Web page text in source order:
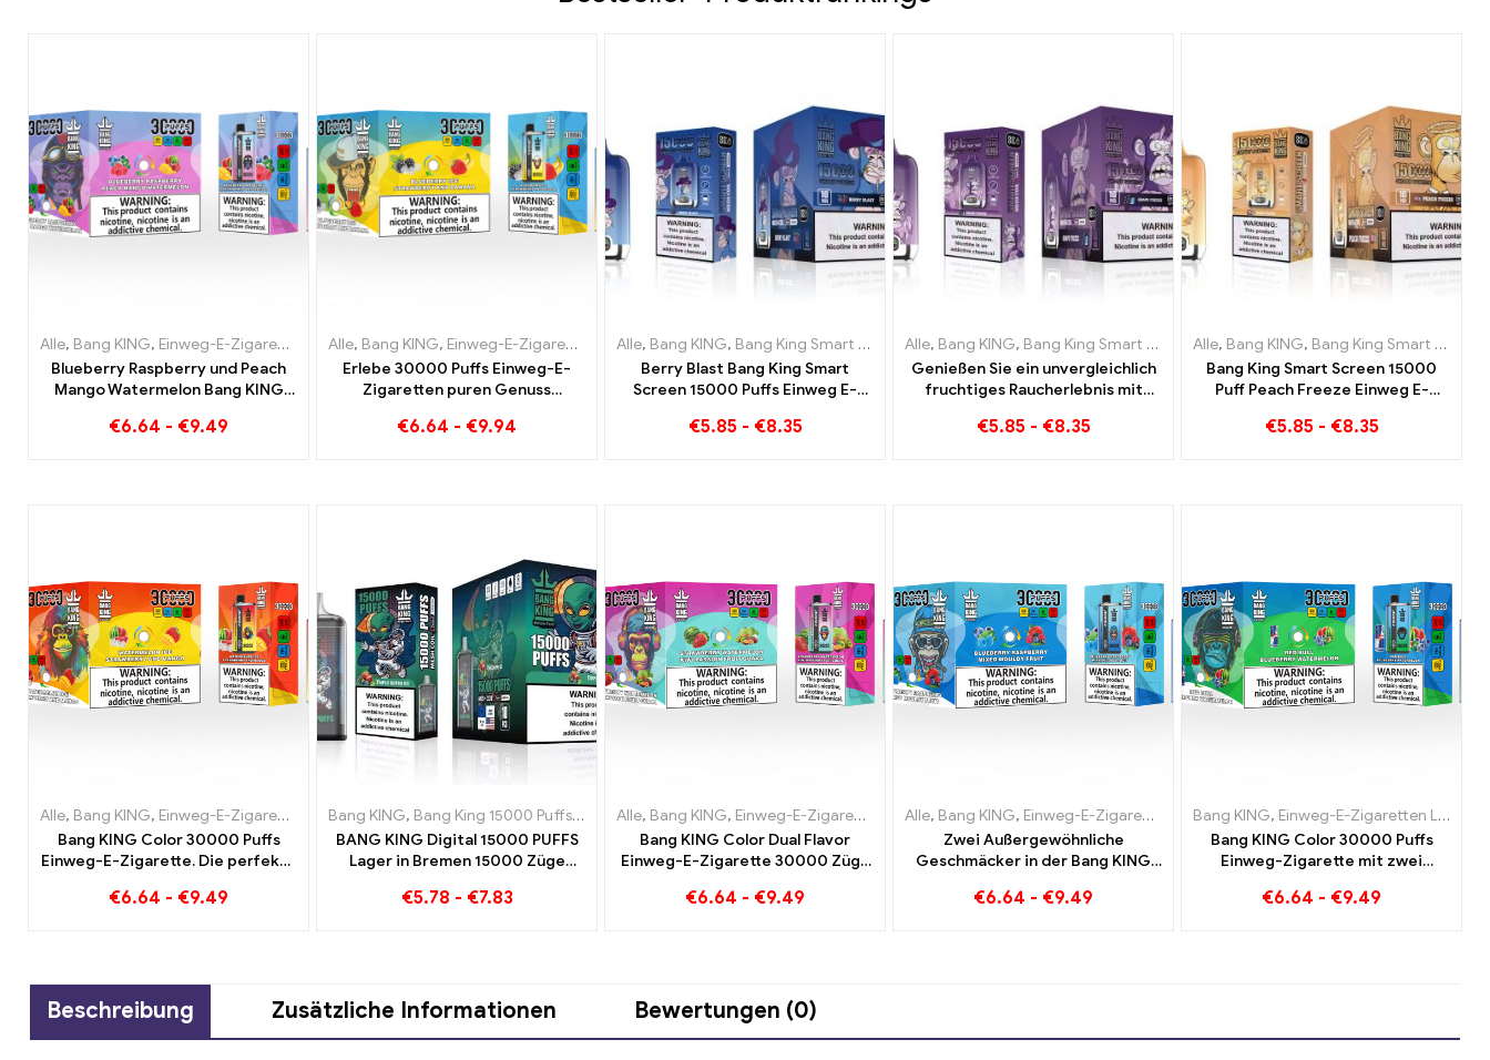
Alle, Bang KING, Einweg-E-Zigaretten Litauen ,Einweg-E-Zigaretten Luxemburg Einweg-E-Zigaretten Niederlande, Einweg-E-Zigaretten Österreich, Einweg-E-Zigaretten Polen,Einweg-E-Zigaretten
Blueberry Raspberry und Peach
Mango Watermelon Bang KING
ZIGARETTEN Dual Flavor
€6.64 - €9.49
Alle, Bang KING, Einweg-E-Zigaretten Litauen ,Einweg-E-Zigaretten Luxemburg Einweg-E-Zigaretten Niederlande, Einweg-E-Zigaretten Österreich, Einweg-E-
Erlebe 30000 Puffs Einweg-E-
Zigaretten puren Genuss
Strawberry Banana im Bang KING
€6.64 - €9.94
Alle, Bang KING, Bang King Smart Screen 15000 Puff ,Einweg-E-Zigaretten Litauen,Einweg-E-Zigaretten Luxemburg,
Berry Blast Bang King Smart
Screen 15000 Puffs Einweg E-
€5.85 - €8.35
Alle, Bang KING, Bang King Smart Screen 15000 Puff ,Einweg-E-Zigaretten Litauen
Genießen Sie ein unvergleichlich
fruchtiges Raucherlebnis mit
Screen 15000 Puff
€5.85 - €8.35
Alle, Bang KING, Bang King Smart Screen 15000 Puff
Bang King Smart Screen 15000
Puff Peach Freeze Einweg E-
€5.85 - €8.35
Alle, Bang KING, Einweg-E-Zigaretten Litauen ,Einweg-E-Zigaretten Luxemburg Einweg-E-Zigaretten Niederlande,Einweg-E-Zigaretten Österreich,Einweg-E-Zigaretten Polen,Einweg-E-Zigaretten
Bang KING Color 30000 Puffs
Einweg-E-Zigarette. Die perfekte
Wassermeloneneis und tropischer
€6.64 - €9.49
Bang KING, Bang King 15000 Puffs,Einweg E-zigarette mit Nikotin,Einweg E-Zigaretten
BANG KING Digital 15000 PUFFS
Lager in Bremen 15000 Züge
€5.78 - €7.83
Alle, Bang KING, Einweg-E-Zigaretten Litauen ,Einweg-E-Zigaretten Luxemburg Einweg-E-Zigaretten Niederlande ,
Bang KING Color Dual Flavor
Einweg-E-Zigarette 30000 Züge
Watermelon und Kiwi Passion
€6.64 - €9.49
Alle, Bang KING, Einweg-E-Zigaretten Litauen ,Einweg-E-Zigaretten Luxemburg
Zwei Außergewöhnliche
Geschmäcker in der Bang KING
Blueberry Raspberry Mixed und
€6.64 - €9.49
Bang KING, Einweg-E-Zigaretten Litauen
Bang KING Color 30000 Puffs
Einweg-Zigarette mit zwei
Energy Watermelon Bubble Gum
€6.64 - €9.49
Beschreibung Zusätzliche Informationen Bewertungen (0)